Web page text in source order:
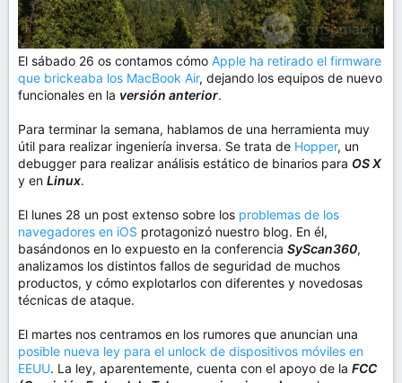
El sábado 26 os contamos cómo Apple ha retirado el firmware
que brickeaba los MacBook Air, dejando los equipos de nuevo
funcionales en la versión anterior.
Para terminar la semana, hablamos de una herramienta muy
útil para realizar ingeniería inversa. Se trata de Hopper, un
debugger para realizar análisis estático de binarios para OS X
y en Linux.
El lunes 28 un post extenso sobre los problemas de los
navegadores en iOS protagonizó nuestro blog. En él,
basándonos en lo expuesto en la conferencia SyScan360,
analizamos los distintos fallos de seguridad de muchos
productos, y cómo explotarlos con diferentes y novedosas
técnicas de ataque.
El martes nos centramos en los rumores que anuncian una
posible nueva ley para el unlock de dispositivos móviles en
EEUU. La ley, aparentemente, cuenta con el apoyo de la FCC